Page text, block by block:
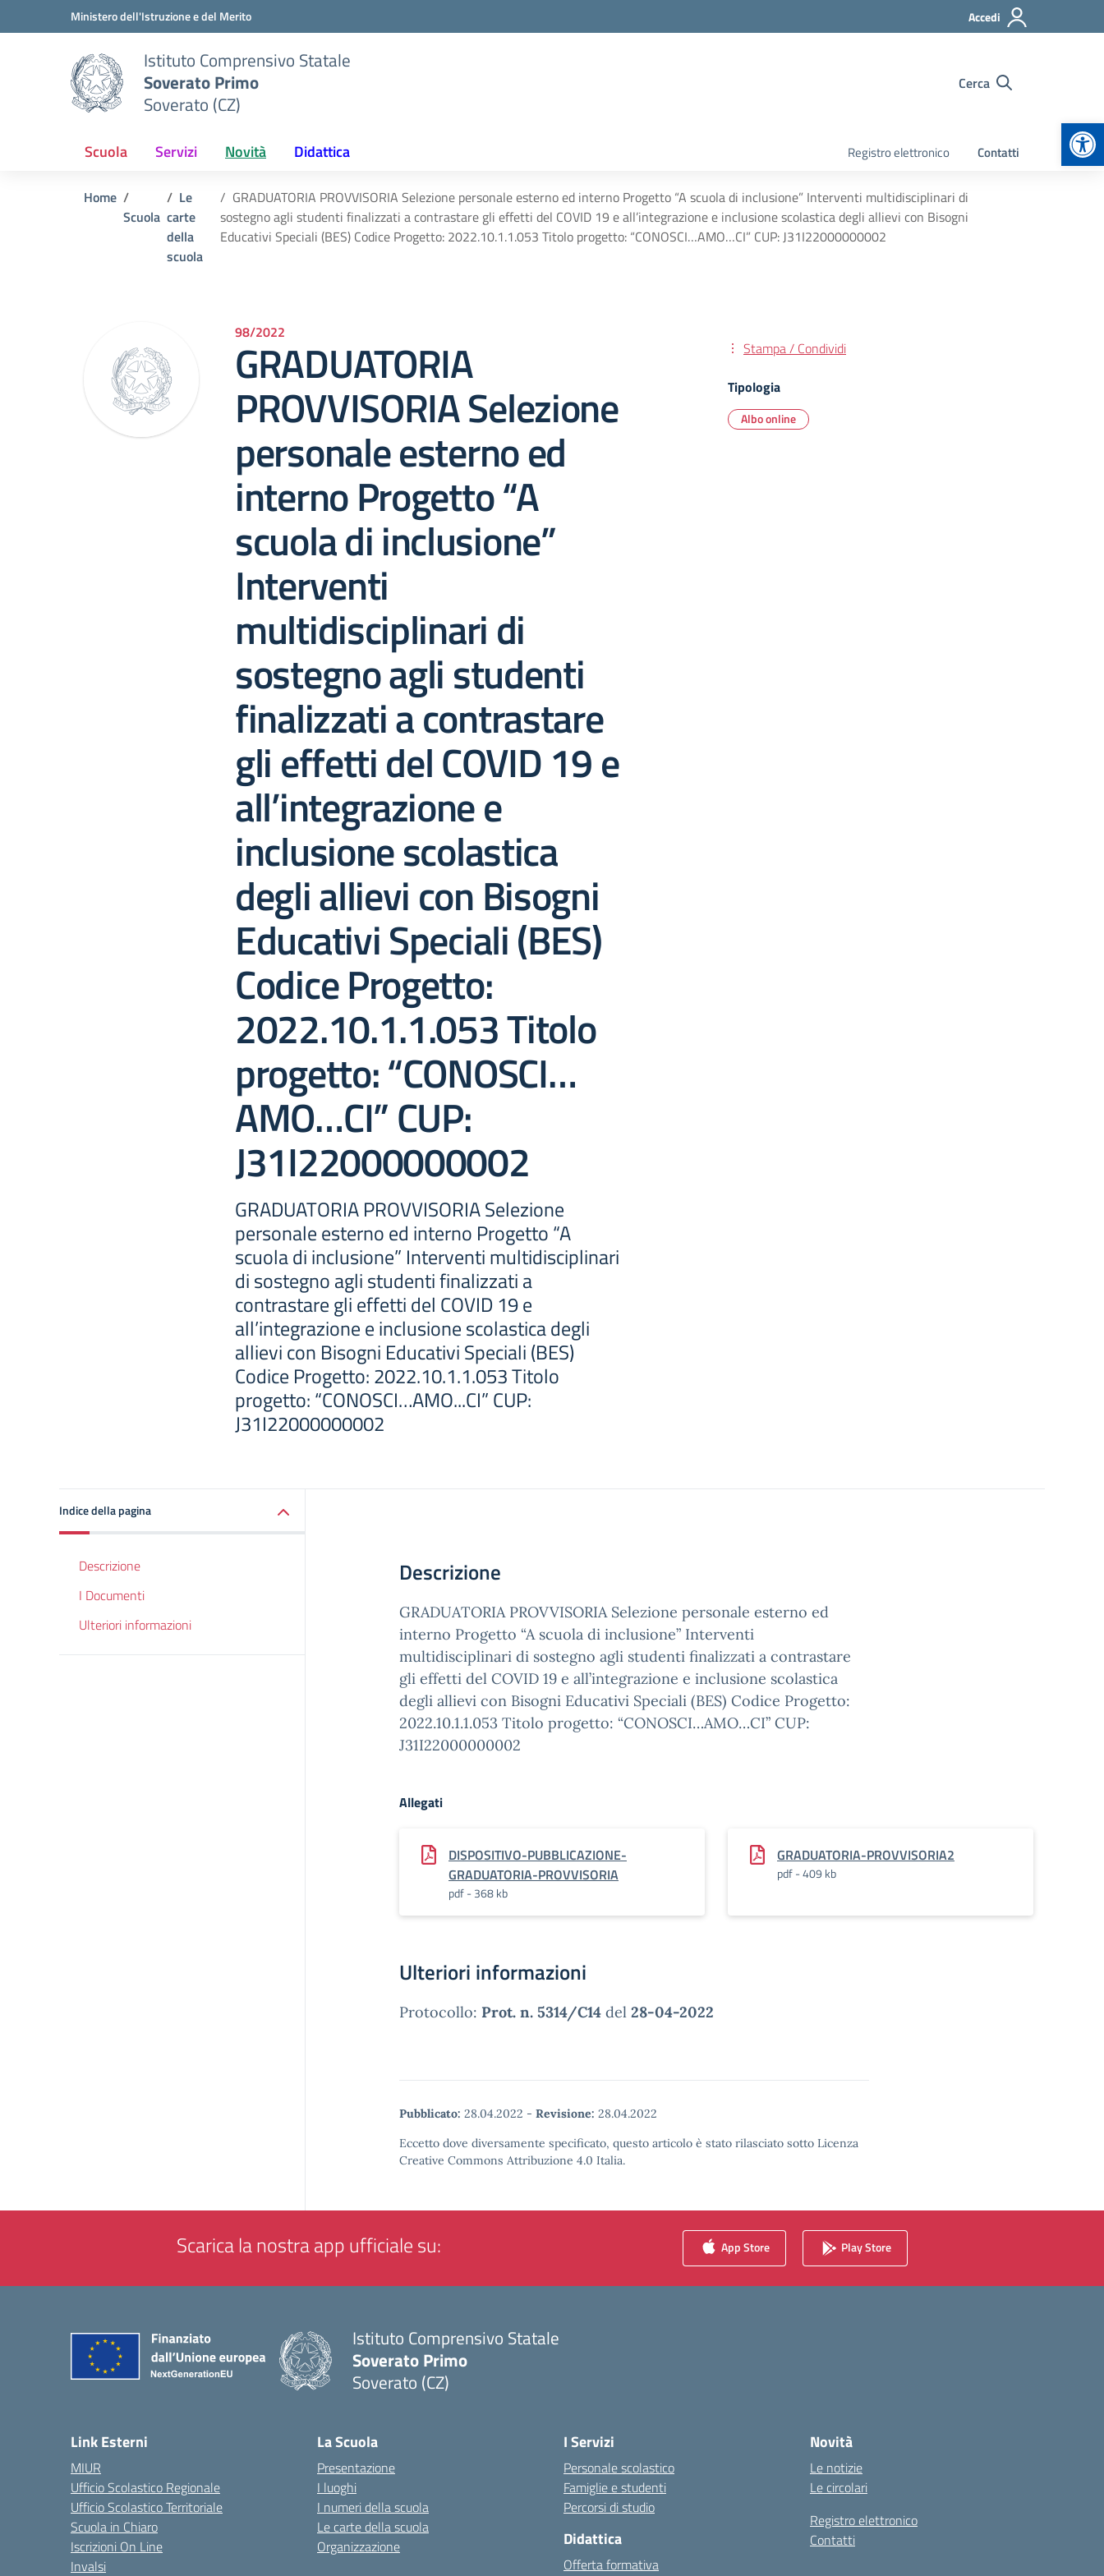
Vai ai contenuti
Vai al menu di navigazioneMinistero dell'Istruzione e del Merito Accedi
Istituto Comprensivo Statale
Soverato Primo
Soverato (CZ)
Cerca
Scuola Servizi Novità Didattica Registro elettronico Contatti
Home
Scuola
Le
carte
della
scuola
GRADUATORIA PROVVISORIA Selezione personale esterno ed interno Progetto “A scuola di inclusione” Interventi multidisciplinari di
sostegno agli studenti finalizzati a contrastare gli effetti del COVID 19 e all’integrazione e inclusione scolastica degli allievi con Bisogni
Educativi Speciali (BES) Codice Progetto: 2022.10.1.1.053 Titolo progetto: “CONOSCI…AMO…CI” CUP: J31I22000000002
98/2022
GRADUATORIA
PROVVISORIA Selezione
personale esterno ed
interno Progetto “A
scuola di inclusione”
Interventi
multidisciplinari di
sostegno agli studenti
finalizzati a contrastare
gli effetti del COVID 19 e
all’integrazione e
inclusione scolastica
degli allievi con Bisogni
Educativi Speciali (BES)
Codice Progetto:
2022.10.1.1.053 Titolo
progetto: “CONOSCI…
AMO…CI” CUP:
J31I22000000002
GRADUATORIA PROVVISORIA Selezione
personale esterno ed interno Progetto “A
scuola di inclusione” Interventi multidisciplinari
di sostegno agli studenti finalizzati a
contrastare gli effetti del COVID 19 e
all’integrazione e inclusione scolastica degli
allievi con Bisogni Educativi Speciali (BES)
Codice Progetto: 2022.10.1.1.053 Titolo
progetto: “CONOSCI…AMO...CI” CUP:
J31I22000000002
Stampa / Condividi
Tipologia
Albo online
Indice della pagina
Descrizione
I Documenti
Ulteriori informazioni
Descrizione
GRADUATORIA PROVVISORIA Selezione personale esterno ed
interno Progetto “A scuola di inclusione” Interventi
multidisciplinari di sostegno agli studenti finalizzati a contrastare
gli effetti del COVID 19 e all’integrazione e inclusione scolastica
degli allievi con Bisogni Educativi Speciali (BES) Codice Progetto:
2022.10.1.1.053 Titolo progetto: “CONOSCI…AMO…CI” CUP:
J31I22000000002
Allegati
DISPOSITIVO-PUBBLICAZIONE-
GRADUATORIA-PROVVISORIA
pdf - 368 kb
GRADUATORIA-PROVVISORIA2
pdf - 409 kb
Ulteriori informazioni
Protocollo: Prot. n. 5314/C14 del 28-04-2022
Pubblicato: 28.04.2022 - Revisione: 28.04.2022
Eccetto dove diversamente specificato, questo articolo è stato rilasciato sotto Licenza
Creative Commons Attribuzione 4.0 Italia.
Scarica la nostra app ufficiale su: App Store Play Store
Istituto Comprensivo Statale
Soverato Primo
Soverato (CZ)
Link Esterni
MIUR
Ufficio Scolastico Regionale
Ufficio Scolastico Territoriale
Scuola in Chiaro
Iscrizioni On Line
Invalsi
La Scuola
Presentazione
I luoghi
I numeri della scuola
Le carte della scuola
Organizzazione
I Servizi
Personale scolastico
Famiglie e studenti
Percorsi di studio
Didattica
Offerta formativa
Novità
Le notizie
Le circolari
Registro elettronico
Contatti